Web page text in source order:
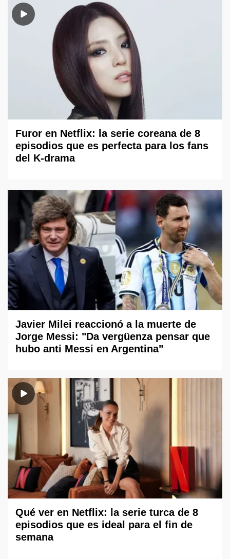
Furor en Netflix: la serie coreana de 8
episodios que es perfecta para los fans
del K-drama
Javier Milei reaccionó a la muerte de
Jorge Messi: "Da vergüenza pensar que
hubo anti Messi en Argentina"
Qué ver en Netflix: la serie turca de 8
episodios que es ideal para el fin de
semana